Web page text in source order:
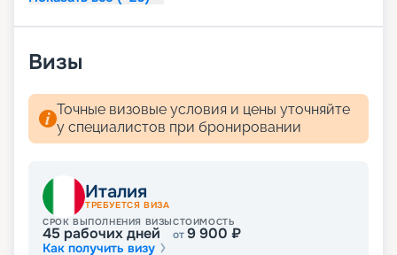
Визы
Точные визовые условия и цены уточняйте
у специалистов при бронировании
Италия
ТРЕБУЕТСЯ ВИЗА
СРОК ВЫПОЛНЕНИЯ ВИЗЫ
45 рабочих дней
СТОИМОСТЬ
от9 900 ₽
Как получить визу